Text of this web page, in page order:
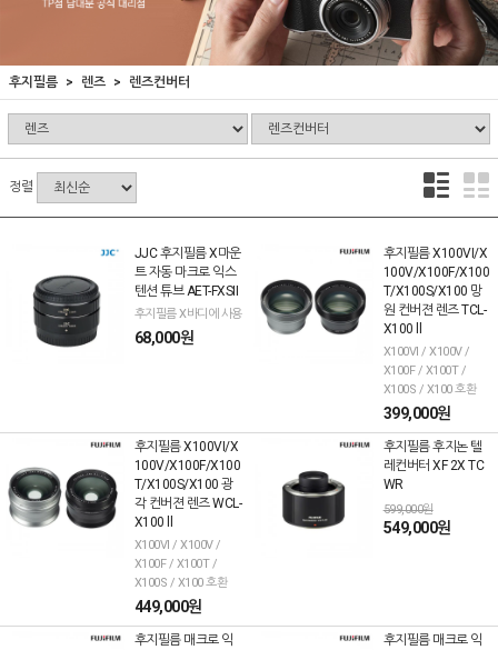
후지필름 렌즈 렌즈컨버터
정렬
JJC 후지필름 X마운
트 자동 마크로 익스
텐션 튜브 AET-FXSII
후지필름 X바디에 사용
68,000원
후지필름 X100VI/X
100V/X100F/X100
T/X100S/X100 망
원 컨버젼 렌즈 TCL-
X100 ll
X100VI / X100V /
X100F / X100T /
X100S / X100 호환
399,000원
후지필름 X100VI/X
100V/X100F/X100
T/X100S/X100 광
각 컨버젼 렌즈 WCL-
X100 ll
X100VI / X100V /
X100F / X100T /
X100S / X100 호환
449,000원
후지필름 후지논 텔
레컨버터 XF 2X TC
WR
599,000원
549,000원
후지필름 매크로 익
후지필름 매크로 익